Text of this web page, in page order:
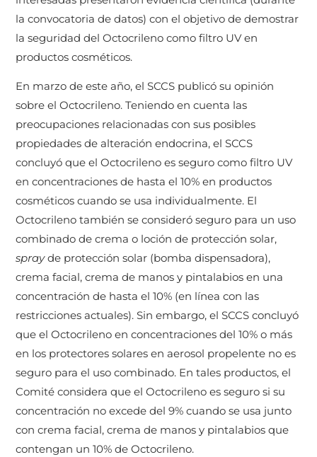
la convocatoria de datos) con el objetivo de demostrar
la seguridad del Octocrileno como filtro UV en
productos cosméticos.
En marzo de este año, el SCCS publicó su opinión
sobre el Octocrileno. Teniendo en cuenta las
preocupaciones relacionadas con sus posibles
propiedades de alteración endocrina, el SCCS
concluyó que el Octocrileno es seguro como filtro UV
en concentraciones de hasta el 10% en productos
cosméticos cuando se usa individualmente. El
Octocrileno también se consideró seguro para un uso
combinado de crema o loción de protección solar,
sprayde protección solar (bomba dispensadora),
crema facial, crema de manos y pintalabios en una
concentración de hasta el 10% (en línea con las
restricciones actuales). Sin embargo, el SCCS concluyó
que el Octocrileno en concentraciones del 10% o más
en los protectores solares en aerosol propelente no es
seguro para el uso combinado. En tales productos, el
Comité considera que el Octocrileno es seguro si su
concentración no excede del 9% cuando se usa junto
con crema facial, crema de manos y pintalabios que
contengan un 10% de Octocrileno.